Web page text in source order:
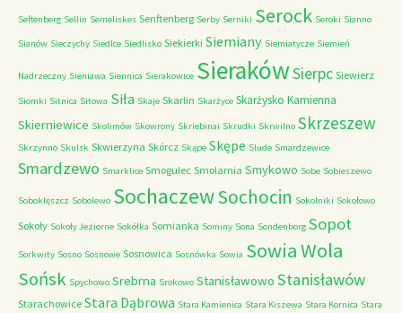
Seftenberg Sellin Semeliskes Senftenberg Serby Serniki Serock Seroki Sianno
Sianów Sieczychy Siedlce Siedlisko Siekierki Siemiany Siemiatycze Siemień
Nadrzeczny Sieniawa Siennica Sierakowice SierakówSierpc Siewierz
Siomki Sitnica Sitowa Siła Skaje Skarlin Skarżyce Skarżysko Kamienna
Skierniewice Skolimów Skowrony Skriebinai Skrudki Skrwilno Skrzeszew
Skrzynno Skulsk Skwierzyna Skórcz Skąpe Skępe Slude Smardzewice
Smardzewo Smarklice Smogulec Smolarnia Smykowo Sobe Sobieszewo
Soboklęszcz Sobolewo SochaczewSochocin Sokolniki Sokołowo
Sokoły Sokoły Jeziorne Sokółka Somianka Sominy Sona Sondenborg Sopot
Sorkwity Sosno Sosnowe Sosnowica Sosnówka Sowia Sowia Wola
Sońsk Spychowo Srebrna Srokowo Stanisławowo Stanisławów
Starachowice Stara Dąbrowa Stara Kamienica Stara Kiszewa Stara Kornica Stara